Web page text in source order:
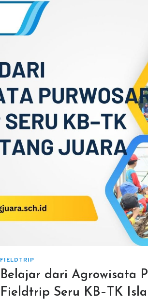
FIELDTRIP
Belajar dari Agrowisata
Fieldtrip Seru KB–TK